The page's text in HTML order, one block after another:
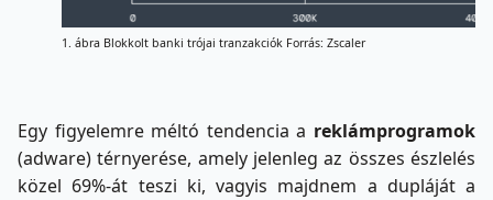
1. ábra Blokkolt banki trójai tranzakciók Forrás: Zscaler
Egy figyelemre méltó tendencia a reklámprogramok
(adware) térnyerése, amely jelenleg az összes észlelés
közel 69%-át teszi ki, vagyis majdnem a dupláját a